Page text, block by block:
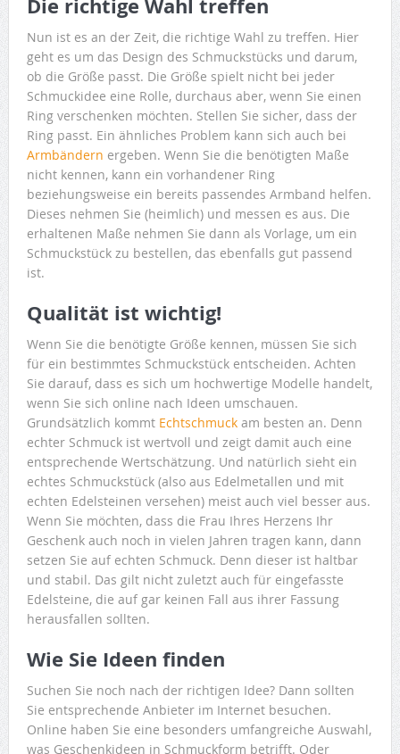
Die richtige Wahl treffen
Nun ist es an der Zeit, die richtige Wahl zu treffen. Hier
geht es um das Design des Schmuckstücks und darum,
ob die Größe passt. Die Größe spielt nicht bei jeder
Schmuckidee eine Rolle, durchaus aber, wenn Sie einen
Ring verschenken möchten. Stellen Sie sicher, dass der
Ring passt. Ein ähnliches Problem kann sich auch bei
Armbändern ergeben. Wenn Sie die benötigten Maße
nicht kennen, kann ein vorhandener Ring
beziehungsweise ein bereits passendes Armband helfen.
Dieses nehmen Sie (heimlich) und messen es aus. Die
erhaltenen Maße nehmen Sie dann als Vorlage, um ein
Schmuckstück zu bestellen, das ebenfalls gut passend
ist.
Qualität ist wichtig!
Wenn Sie die benötigte Größe kennen, müssen Sie sich
für ein bestimmtes Schmuckstück entscheiden. Achten
Sie darauf, dass es sich um hochwertige Modelle handelt,
wenn Sie sich online nach Ideen umschauen.
Grundsätzlich kommt Echtschmuckam besten an. Denn
echter Schmuck ist wertvoll und zeigt damit auch eine
entsprechende Wertschätzung. Und natürlich sieht ein
echtes Schmuckstück (also aus Edelmetallen und mit
echten Edelsteinen versehen) meist auch viel besser aus.
Wenn Sie möchten, dass die Frau Ihres Herzens Ihr
Geschenk auch noch in vielen Jahren tragen kann, dann
setzen Sie auf echten Schmuck. Denn dieser ist haltbar
und stabil. Das gilt nicht zuletzt auch für eingefasste
Edelsteine, die auf gar keinen Fall aus ihrer Fassung
herausfallen sollten.
Wie Sie Ideen finden
Suchen Sie noch nach der richtigen Idee? Dann sollten
Sie entsprechende Anbieter im Internet besuchen.
Online haben Sie eine besonders umfangreiche Auswahl,
was Geschenkideen in Schmuckform betrifft. Oder